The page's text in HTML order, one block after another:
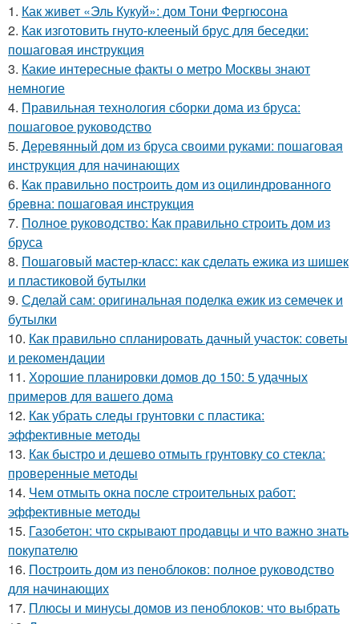
1. Как живет «Эль Кукуй»: дом Тони Фергюсона
2. Как изготовить гнуто-клееный брус для беседки:
пошаговая инструкция
3. Какие интересные факты о метро Москвы знают
немногие
4. Правильная технология сборки дома из бруса:
пошаговое руководство
5. Деревянный дом из бруса своими руками: пошаговая
инструкция для начинающих
6. Как правильно построить дом из оцилиндрованного
бревна: пошаговая инструкция
7. Полное руководство: Как правильно строить дом из
бруса
8. Пошаговый мастер-класс: как сделать ежика из шишек
и пластиковой бутылки
9. Сделай сам: оригинальная поделка ежик из семечек и
бутылки
10. Как правильно спланировать дачный участок: советы
и рекомендации
11. Хорошие планировки домов до 150: 5 удачных
примеров для вашего дома
12. Как убрать следы грунтовки с пластика:
эффективные методы
13. Как быстро и дешево отмыть грунтовку со стекла:
проверенные методы
14. Чем отмыть окна после строительных работ:
эффективные методы
15. Газобетон: что скрывают продавцы и что важно знать
покупателю
16. Построить дом из пеноблоков: полное руководство
для начинающих
17. Плюсы и минусы домов из пеноблоков: что выбрать